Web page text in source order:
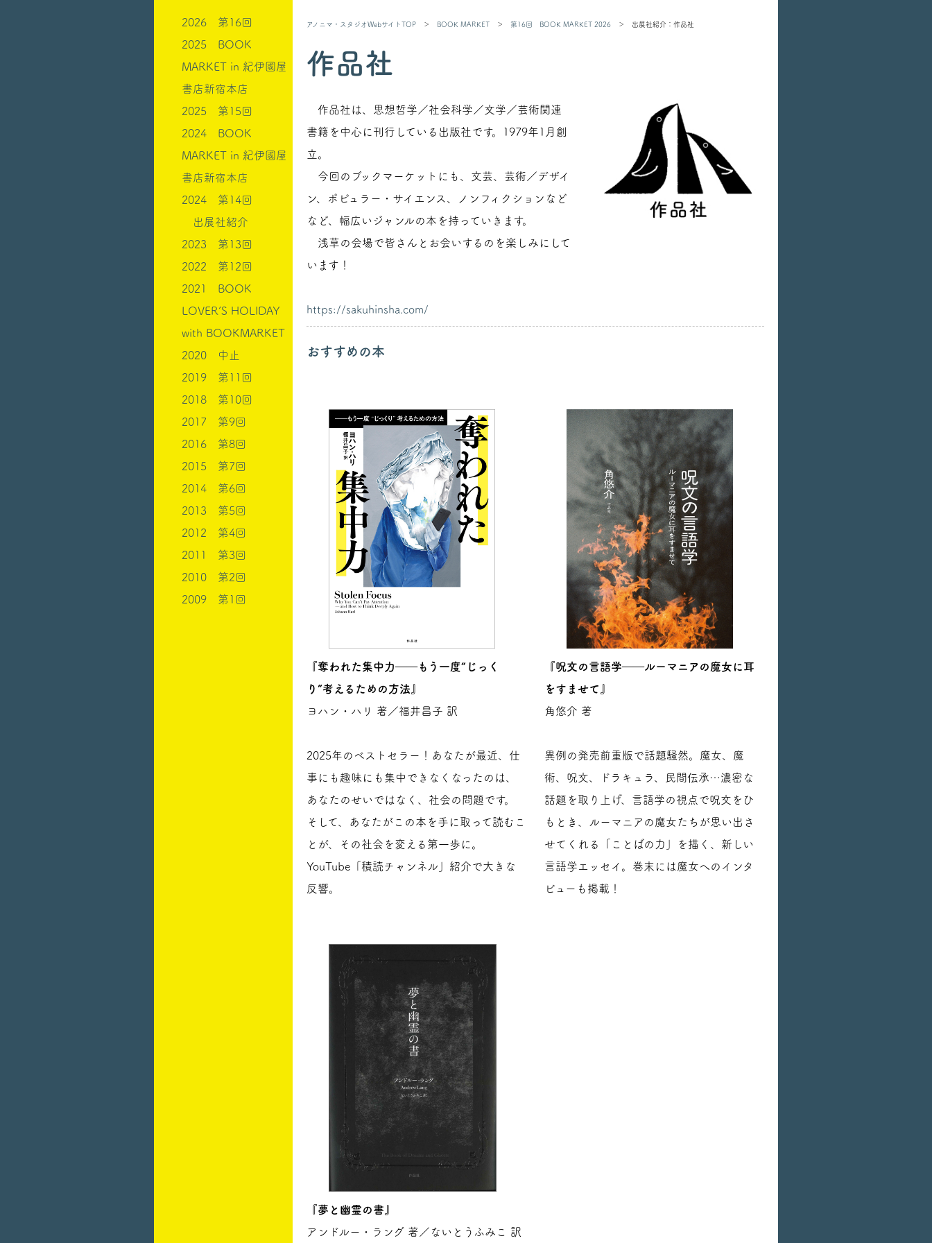
2026 第16回
2025 BOOK
MARKET in 紀伊國屋
書店新宿本店
2025 第15回
2024 BOOK
MARKET in 紀伊國屋
書店新宿本店
2024 第14回
出展社紹介
2023 第13回
2022 第12回
2021 BOOK
LOVER’S HOLIDAY
with BOOKMARKET
2020 中止
2019 第11回
2018 第10回
2017 第9回
2016 第8回
2015 第7回
2014 第6回
2013 第5回
2012 第4回
2011 第3回
2010 第2回
2009 第1回
アノニマ・スタジオWebサイトTOP ＞ BOOK MARKET ＞ 第16回 BOOK MARKET 2026 ＞ 出展社紹介：作品社
作品社
作品社は、思想哲学／社会科学／文学／芸術関連
書籍を中心に刊行している出版社です。1979年1月創
立。
今回のブックマーケットにも、文芸、芸術／デザイ
ン、ポピュラー・サイエンス、ノンフィクションなど
など、幅広いジャンルの本を持っていきます。
浅草の会場で皆さんとお会いするのを楽しみにして
います！
https://sakuhinsha.com/
おすすめの本
『奪われた集中力――もう一度“じっく
り”考えるための方法』
ヨハン・ハリ 著／福井昌子 訳
2025年のベストセラー！あなたが最近、仕
事にも趣味にも集中できなくなったのは、
あなたのせいではなく、社会の問題です。
そして、あなたがこの本を手に取って読むこ
とが、その社会を変える第一歩に。
YouTube「積読チャンネル」紹介で大きな
反響。
『呪文の言語学――ルーマニアの魔女に耳
をすませて』
角悠介 著
異例の発売前重版で話題騒然。魔女、魔
術、呪文、ドラキュラ、民間伝承…濃密な
話題を取り上げ、言語学の視点で呪文をひ
もとき、ルーマニアの魔女たちが思い出さ
せてくれる「ことばの力」を描く、新しい
言語学エッセイ。巻末には魔女へのインタ
ビューも掲載！
『夢と幽霊の書』
アンドルー・ラング 著／ないとうふみこ 訳